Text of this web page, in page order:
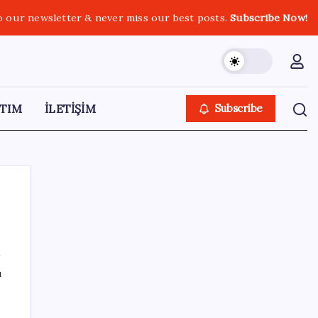
our newsletter & never miss our best posts.Subscribe Now!
İLETİŞİM Subscribe